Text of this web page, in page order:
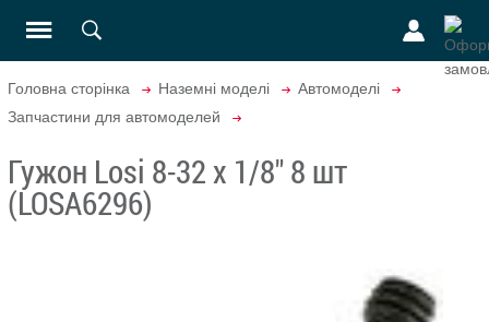
Головна сторінка Наземні моделі
Автомоделі
Запчастини для автомоделей
Гужон Losi 8-32 x 1/8" 8 шт
(LOSA6296)